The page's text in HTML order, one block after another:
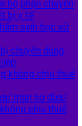
bộ phận chuyên
bị y tế
sinh học xử
chuyên dùng
không chịu thuế
mùn sơ dừa/
chịu thuế